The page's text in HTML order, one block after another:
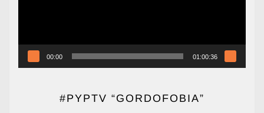
00:00 01:00:36
#PYPTV “GORDOFOBIA”